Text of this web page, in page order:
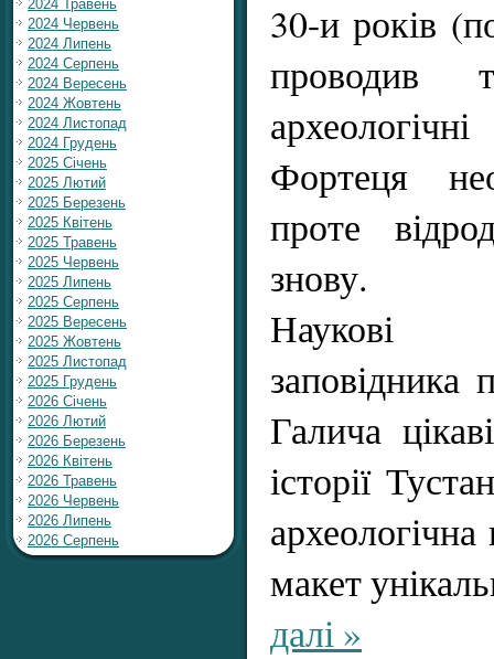
2024 Травень
2024 Червень
2024 Липень
2024 Серпень
2024 Вересень
2024 Жовтень
2024 Листопад
2024 Грудень
2025 Січень
2025 Лютий
2025 Березень
2025 Квітень
2025 Травень
2025 Червень
2025 Липень
2025 Серпень
2025 Вересень
2025 Жовтень
2025 Листопад
2025 Грудень
2026 Січень
2026 Лютий
2026 Березень
2026 Квітень
2026 Травень
2026 Червень
2026 Липень
2026 Серпень
30-и років
проводив
Фортеця
проте
знову.
Наукові
заповідника
Галича
історії
макет
далі »